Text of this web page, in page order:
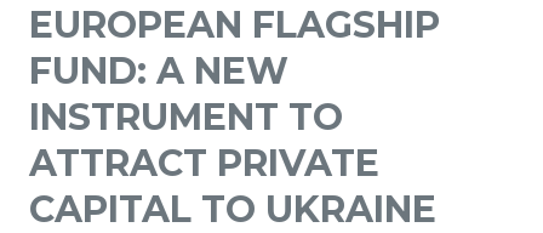
EUROPEAN FLAGSHIP
FUND: A NEW
INSTRUMENT TO
ATTRACT PRIVATE
CAPITAL TO UKRAINE